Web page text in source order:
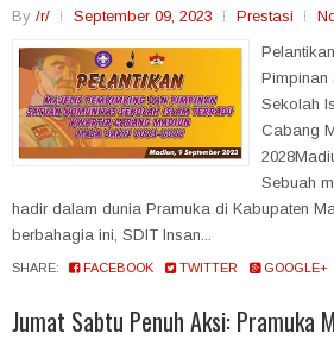
By /r/ September 09, 2023 Prestasi
Pimpinan
Sekolah
Cabang
Sebuah
hadir dalam dunia Pramuka di Kabupaten
berbahagia ini, SDIT Insan...
SHARE: FACEBOOK TWITTER GOOGLE+
Jumat Sabtu Penuh Aksi: Pramuka